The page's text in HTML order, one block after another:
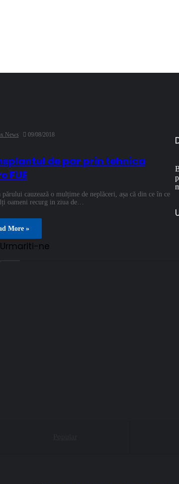
News
09/08/2018
de par prin tehnica
FUE
părului cauzează o mulțime de neplăceri, așa că din ce în ce
oameni recurg in ziua de…
More »
Urmariti-ne